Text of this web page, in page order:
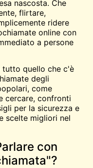
nascosta. Che
flirtare,
ridere
online con
a persone
tutto quello che c'è
degli
come
cercare, confronti
per la sicurezza e
scelte migliori nel
con